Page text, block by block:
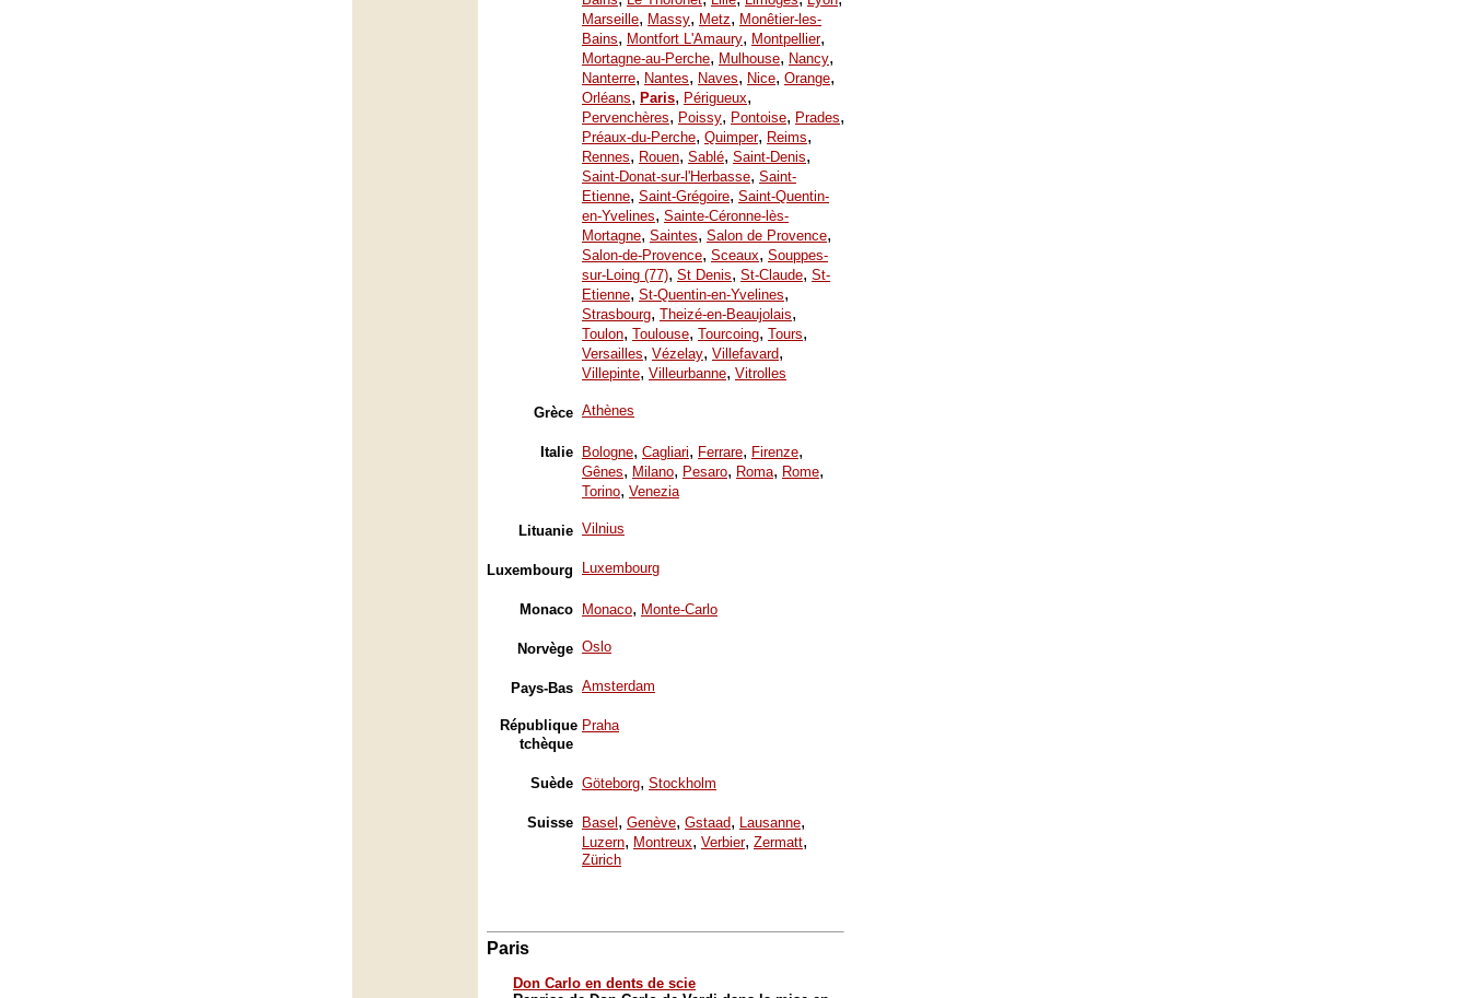
Marseille, Massy, Metz, Monêtier-les-
Bains, Montfort L'Amaury, Montpellier,
Mortagne-au-Perche, Mulhouse, Nancy,
Nanterre, Nantes, Naves, Nice, Orange,
Orléans, Paris, Périgueux,
Pervenchères, Poissy, Pontoise, Prades,
Préaux-du-Perche, Quimper, Reims,
Rennes, Rouen, Sablé, Saint-Denis,
Saint-Donat-sur-l'Herbasse, Saint-
Etienne, Saint-Grégoire, Saint-Quentin-
en-Yvelines, Sainte-Céronne-lès-
Mortagne, Saintes, Salon de Provence,
Salon-de-Provence, Sceaux, Souppes-
sur-Loing (77), St Denis, St-Claude, St-
Etienne, St-Quentin-en-Yvelines,
Strasbourg, Theizé-en-Beaujolais,
Toulon, Toulouse, Tourcoing, Tours,
Versailles, Vézelay, Villefavard,
Villepinte, Villeurbanne, Vitrolles
Grèce Athènes
Italie Bologne, Cagliari, Ferrare, Firenze,
Gênes, Milano, Pesaro, Roma, Rome,
Torino, Venezia
Lituanie Vilnius
Luxembourg Luxembourg
Monaco Monaco, Monte-Carlo
Norvège Oslo
Pays-Bas Amsterdam
République
tchèque
Praha
Suède Göteborg, Stockholm
Suisse Basel , Genève, Gstaad, Lausanne,
Luzern, Montreux, Verbier, Zermatt,
Zürich
Paris
Don Carlo en dents de scie